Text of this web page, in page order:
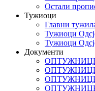
Остали
Тужиоци
Главни
Тужиоци
Тужиоци
Документи
ОПТУЖНИЦЕ
ОПТУЖНИЦЕ
ОПТУЖНИЦЕ
ОПТУЖНИЦЕ